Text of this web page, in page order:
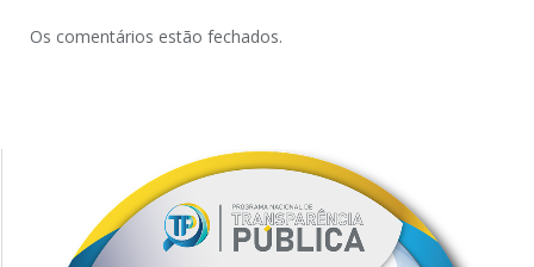
Os comentários estão fechados.